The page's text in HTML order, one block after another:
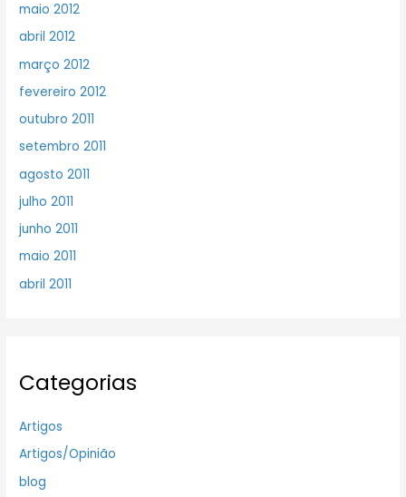
maio 2012
abril 2012
março 2012
fevereiro 2012
outubro 2011
setembro 2011
agosto 2011
julho 2011
junho 2011
maio 2011
abril 2011
Categorias
Artigos
Artigos/Opinião
blog